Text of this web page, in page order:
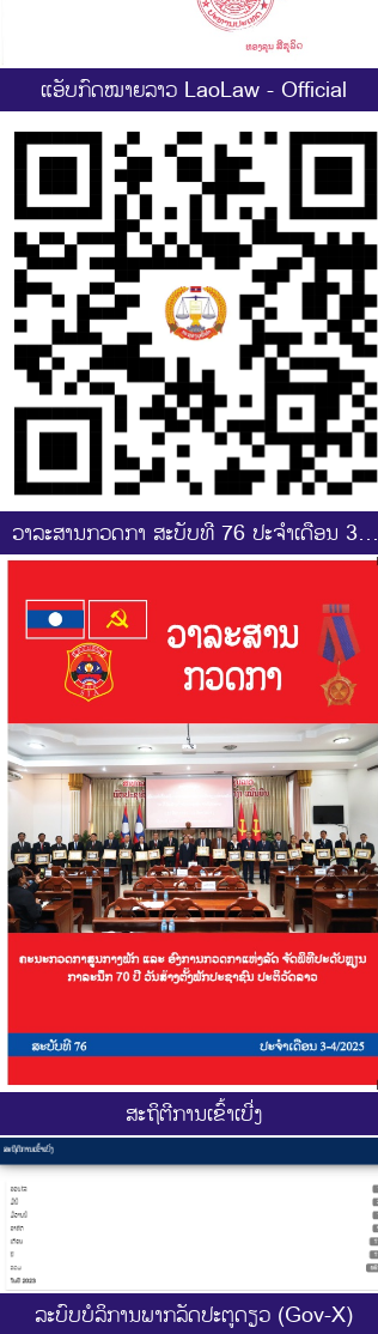
ແອັບກົດໝາຍລາວ LaoLaw - Official
ວາລະສານກວດກາ ສະບັບທີ 76 ປະຈຳເດືອນ 3-4
2025
ສະ​ຖິ​ຕີການ​ເຂົ້າ​ເບີ່ງ
ລະບົບບໍລິການພາກລັດປະຕູດຽວ (Gov-X)